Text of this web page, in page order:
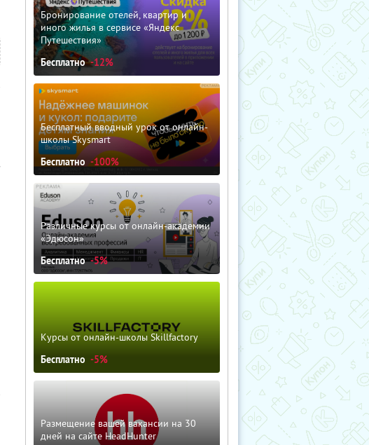
Бронирование отелей, квартир и
иного жилья в сервисе «Яндекс
Путешествия»
Бесплатно -12%
Бесплатный вводный урок от онлайн-
школы Skysmart
Бесплатно -100%
Различные курсы от онлайн-академии
«Эдюсон»
Бесплатно -5%
Курсы от онлайн-школы Skillfactory
Бесплатно -5%
Размещение вашей вакансии на 30
дней на сайте HeadHunter